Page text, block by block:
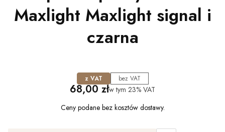
Maxlight Maxlight signal i
czarna
z VAT bez VAT
Cena
68,00 złw tym 23% VAT
Ceny podane bez kosztów dostawy.